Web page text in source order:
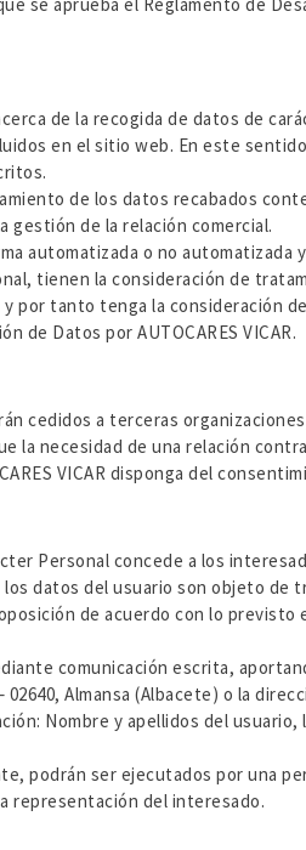
se aprueba el Reglamento de
de la recogida de datos de
en el sitio web. En este sentido,
de los datos recabados
gestión de la relación comercial.
automatizada o no automatizada
tienen la consideración de
por tanto tenga la consideración
de Datos por AUTOCARES VICAR.
cedidos a terceras
la necesidad de una relación
VICAR disponga del
Personal concede a los
datos del usuario son objeto de
de acuerdo con lo previsto
comunicación escrita,
Almansa (Albacete) o la
Nombre y apellidos del
podrán ser ejecutados por una
representación del interesado.